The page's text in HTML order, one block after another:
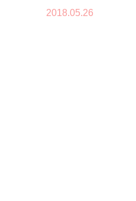
2018.05.26